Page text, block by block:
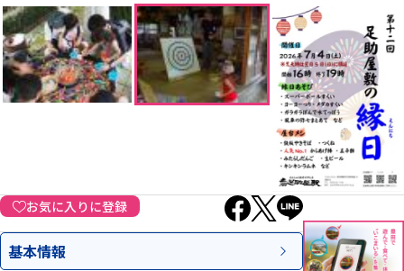
お気に入りに登録
基本情報